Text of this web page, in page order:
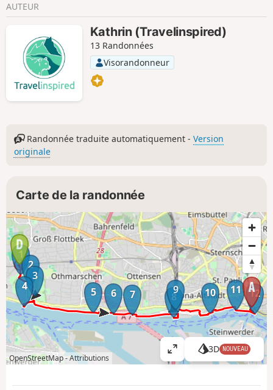
AUTEUR
Kathrin (Travelinspired)
13 Randonnées
Visorandonneur
Randonnée traduite automatiquement -Version
originale
Carte de la randonnée
1
2
3
4 5 6 7 8
9 10 11 12
OpenStreetMap -Attributions
A
ff
3D NOUVEAU